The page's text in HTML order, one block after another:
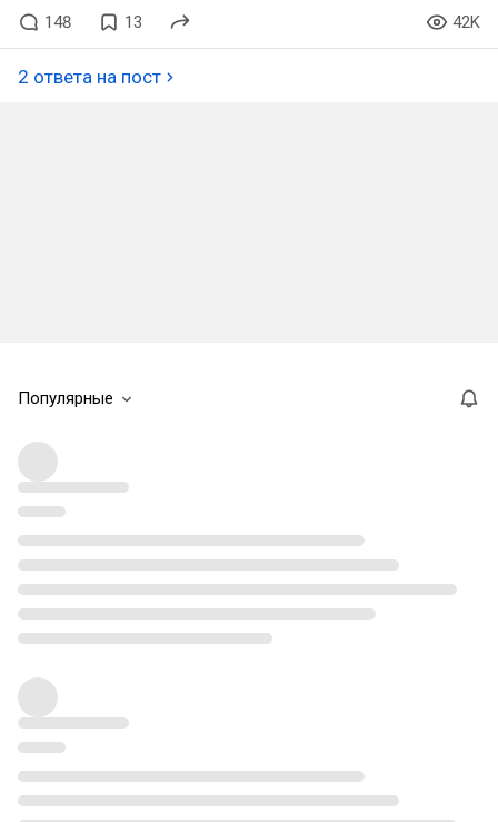
148 13 42K
2 ответа на пост
Популярные